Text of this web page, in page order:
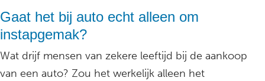
Gaat het bij auto echt alleen om
instapgemak?
Wat drijf mensen van zekere leeftijd bij de aankoop
van een auto? Zou het werkelijk alleen het